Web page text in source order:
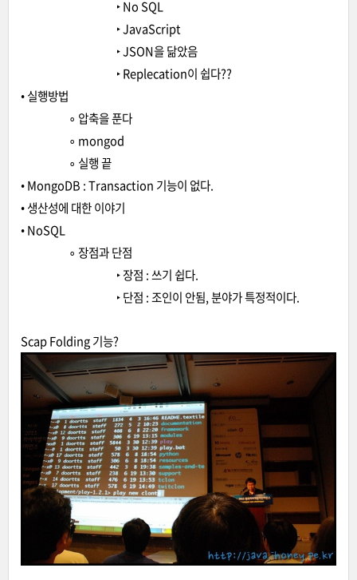
‣ No SQL
‣ JavaScript
‣ JSON을 닮았음
‣ Replecation이 쉽다??
• 실행방법
∘ 압축을 푼다
∘ mongod
∘ 실행 끝
• MongoDB : Transaction 기능이 없다.
• 생산성에 대한 이야기
• NoSQL
∘ 장점과 단점
‣ 장점 : 쓰기 쉽다.
‣ 단점 : 조인이 안됨, 분야가 특정적이다.
Scap Folding 기능?